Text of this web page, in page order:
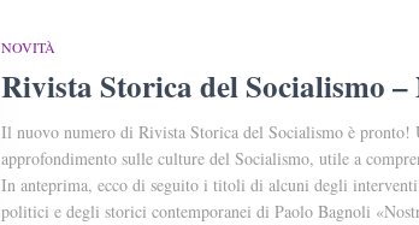
NOVITÀ
Rivista Storica del Socialismo
Il nuovo numero di Rivista Storica del Socialismo è pronto!
approfondimento sulle culture del Socialismo, utile a
In anteprima, ecco di seguito i titoli di alcuni degli
politici e degli storici contemporanei di Paolo Bagnoli